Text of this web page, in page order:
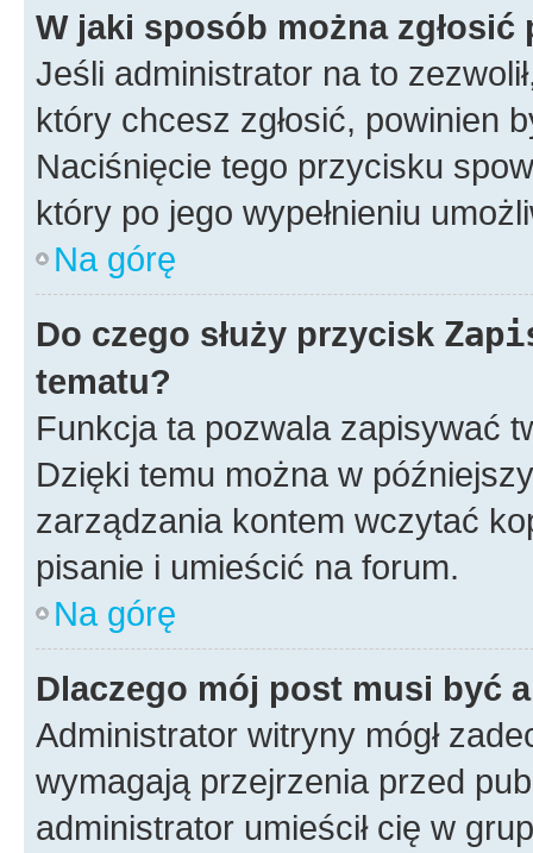
W jaki sposób można
Jeśli administrator na to
który chcesz zgłosić, powinien
Naciśnięcie tego przycisku
który po jego wypełnieniu
Na górę
Do czego służy przycisk
tematu?
Funkcja ta pozwala zapisywać
Dzięki temu można w
zarządzania kontem wczytać
pisanie i umieścić na forum.
Na górę
Dlaczego mój post musi być
Administrator witryny mógł
wymagają przejrzenia przed
administrator umieścił cię w